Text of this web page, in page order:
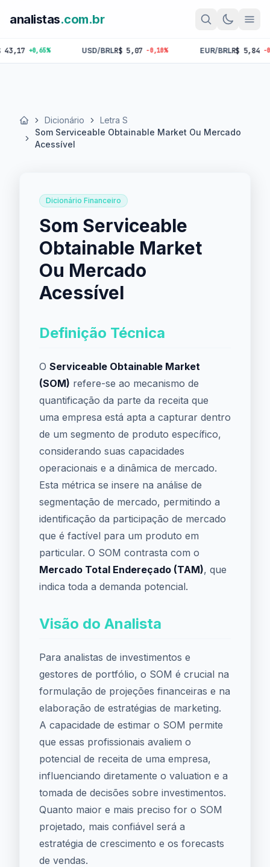
analistas.com.br
+0,65% USD/BRLR$ 5,07 -0,10% EUR/BRLR$ 5,84 -0,18%
Início Dicionário
Letra S
Som Serviceable Obtainable Market Ou Mercado
Acessível
Dicionário Financeiro
Som Serviceable
Obtainable Market
Ou Mercado
Acessível
Definição Técnica
O Serviceable Obtainable Market
(SOM) refere-se ao mecanismo de
quantificação da parte da receita que
uma empresa está apta a capturar dentro
de um segmento de produto específico,
considerando suas capacidades
operacionais e a dinâmica de mercado.
Esta métrica se insere na análise de
segmentação de mercado, permitindo a
identificação da participação de mercado
que é factível para um produto em
particular. O SOM contrasta com o
Mercado Total Endereçado (TAM), que
indica toda a demanda potencial.
Visão do Analista
Para analistas de investimentos e
gestores de portfólio, o SOM é crucial na
formulação de projeções financeiras e na
elaboração de estratégias de marketing.
A capacidade de estimar o SOM permite
que essas profissionais avaliem o
potencial de receita de uma empresa,
influenciando diretamente o valuation e a
tomada de decisões sobre investimentos.
Quanto maior e mais preciso for o SOM
projetado, mais confiável será a
estratégia de crescimento e os forecasts
de vendas.